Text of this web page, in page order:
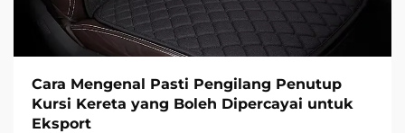
Cara Mengenal Pasti Pengilang Penutup
Kursi Kereta yang Boleh Dipercayai untuk
Eksport